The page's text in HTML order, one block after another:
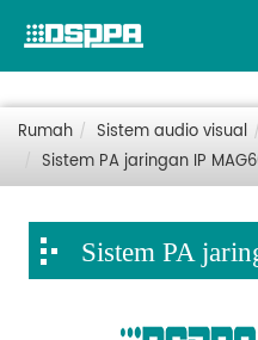
Rumah Sistem audio visual
Sistem PA jaringan IP
Sistem PA